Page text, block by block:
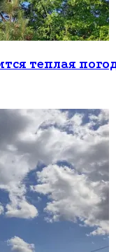
теплая